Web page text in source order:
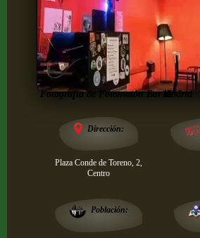
Fotografía de Fotomatón Bar deMadrid
Dirección:
Plaza Conde de Toreno, 2,
Centro
Población: